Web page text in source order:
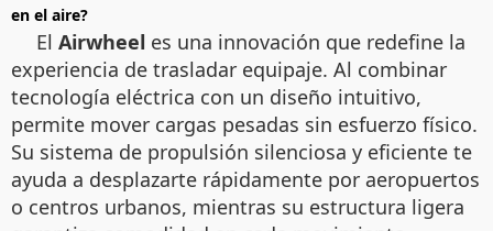
en el aire?
El Airwheel es una innovación que redefine la
experiencia de trasladar equipaje. Al combinar
tecnología eléctrica con un diseño intuitivo,
permite mover cargas pesadas sin esfuerzo físico.
Su sistema de propulsión silenciosa y eficiente te
ayuda a desplazarte rápidamente por aeropuertos
o centros urbanos, mientras su estructura ligera